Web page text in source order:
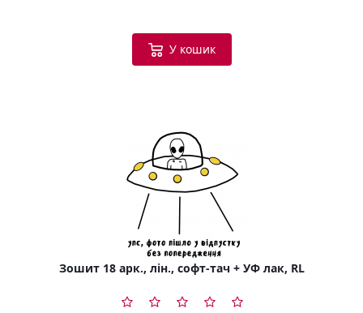
У кошик
Зошит 18 арк., лін., софт-тач + УФ лак, RL